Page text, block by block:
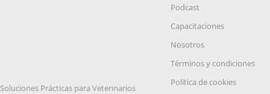
Soluciones Prácticas para Veterinarios
Podcast
Capacitaciones
Nosotros
Términos y condiciones
Política de cookies